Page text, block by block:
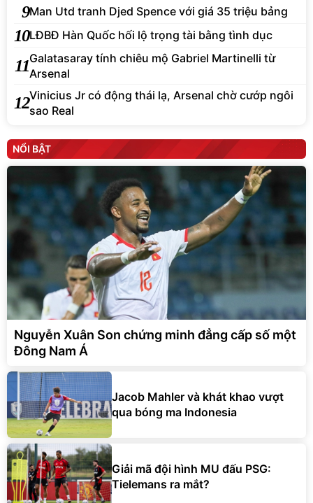
9Man Utd tranh Djed Spence với giá 35 triệu bảng
10LĐBĐ Hàn Quốc hối lộ trọng tài bằng tình dục
11Galatasaray tính chiêu mộ Gabriel Martinelli từ
Arsenal
12Vinicius Jr có động thái lạ, Arsenal chờ cướp ngôi
sao Real
NỔI BẬT
Nguyễn Xuân Son chứng minh đẳng cấp số một
Đông Nam Á
Jacob Mahler và khát khao vượt
qua bóng ma Indonesia
Giải mã đội hình MU đấu PSG:
Tielemans ra mắt?